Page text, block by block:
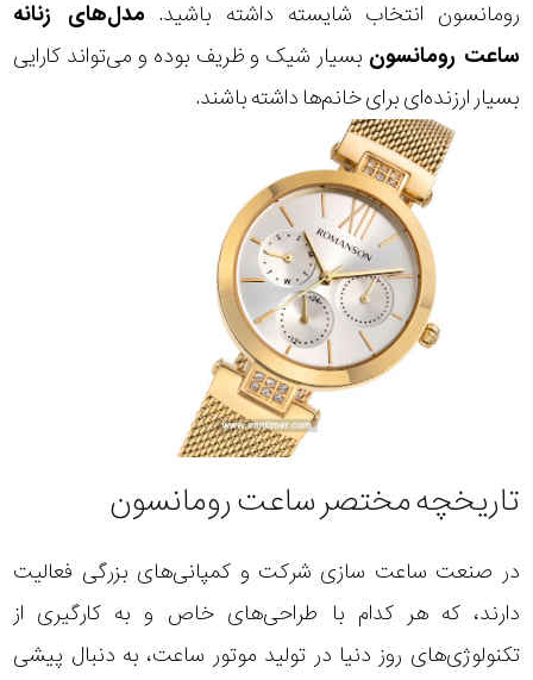
رومانسون انتخاب شایسته‌ داشته باشید. مدل‌های زنانه
ساعت رومانسون بسیار شیک و ظریف بوده و می‌تواند کارایی
بسیار ارزنده‌ای برای خانم‌ها داشته باشند.
تاریخچه مختصر ساعت رومانسون
در صنعت ساعت سازی شرکت‌ و کمپانی‌های بزرگی فعالیت
دارند، که هر کدام با طراحی‌های خاص و به کارگیری از
تکنولوژی‌های روز دنیا در تولید موتور ساعت، به دنبال پیشی